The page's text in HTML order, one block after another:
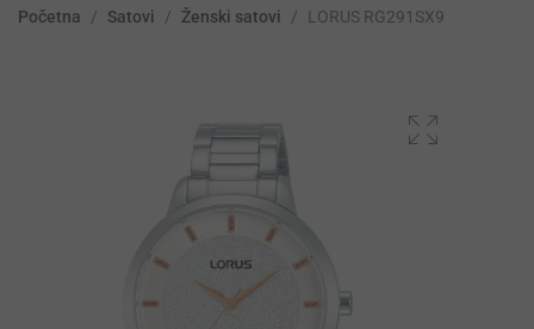
Početna / Satovi / Ženski satovi / LORUS RG291SX9